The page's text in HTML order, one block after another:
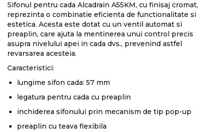
Sifonul pentru cada Alcadrain A55KM, cu finisaj cromat,
reprezinta o combinatie eficienta de functionalitate si
estetica. Acesta este dotat cu un ventil automat si
preaplin, care ajuta la mentinerea unui control precis
asupra nivelului apei in cada dvs., prevenind astfel
revarsarea acesteia.
Caracteristici:
lungime sifon cada: 57 mm
legatura pentru cada cu preaplin
inchiderea sifonului prin mecanism de tip pop-up
preaplin cu teava flexibila